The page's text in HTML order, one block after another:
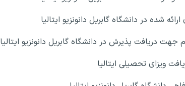
شده در دانشگاه گابریل دانونزیو ایتالیا
جهت دریافت پذیرش در دانشگاه گابریل دانونزیو ایتالیا
ویزای تحصیلی ایتالیا